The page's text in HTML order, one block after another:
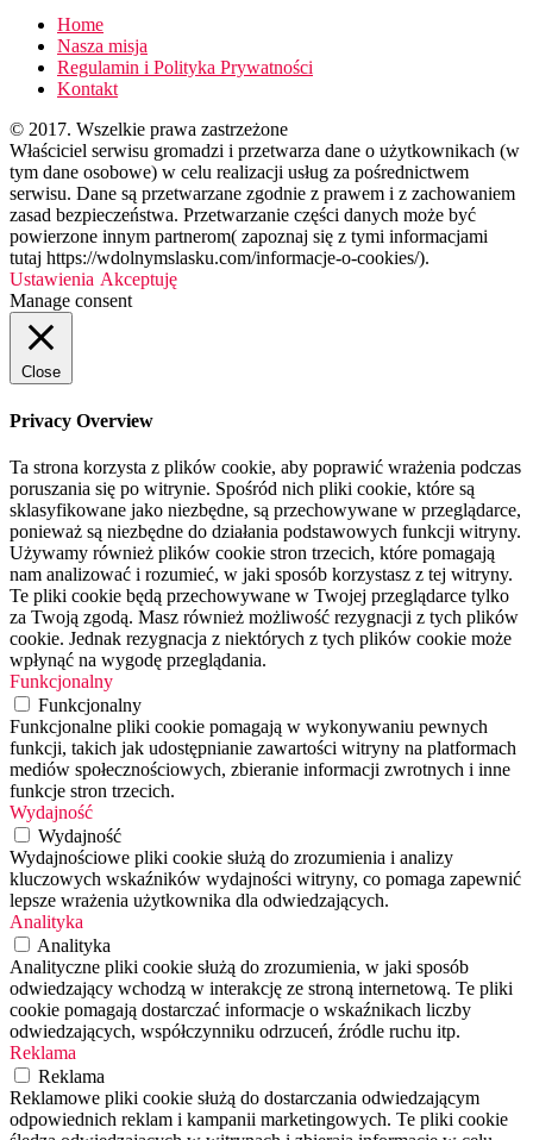
Home
Nasza misja
Regulamin i Polityka Prywatności
Kontakt
© 2017. Wszelkie prawa zastrzeżone
Właściciel serwisu gromadzi i przetwarza dane o użytkownikach (w
tym dane osobowe) w celu realizacji usług za pośrednictwem
serwisu. Dane są przetwarzane zgodnie z prawem i z zachowaniem
zasad bezpieczeństwa. Przetwarzanie części danych może być
powierzone innym partnerom( zapoznaj się z tymi informacjami
tutaj https://wdolnymslasku.com/informacje-o-cookies/).
Ustawienia Akceptuję
Manage consent
Close
Privacy Overview
Ta strona korzysta z plików cookie, aby poprawić wrażenia podczas
poruszania się po witrynie. Spośród nich pliki cookie, które są
sklasyfikowane jako niezbędne, są przechowywane w przeglądarce,
ponieważ są niezbędne do działania podstawowych funkcji witryny.
Używamy również plików cookie stron trzecich, które pomagają
nam analizować i rozumieć, w jaki sposób korzystasz z tej witryny.
Te pliki cookie będą przechowywane w Twojej przeglądarce tylko
za Twoją zgodą. Masz również możliwość rezygnacji z tych plików
cookie. Jednak rezygnacja z niektórych z tych plików cookie może
wpłynąć na wygodę przeglądania.
Funkcjonalny
Funkcjonalny
Funkcjonalne pliki cookie pomagają w wykonywaniu pewnych
funkcji, takich jak udostępnianie zawartości witryny na platformach
mediów społecznościowych, zbieranie informacji zwrotnych i inne
funkcje stron trzecich.
Wydajność
Wydajność
Wydajnościowe pliki cookie służą do zrozumienia i analizy
kluczowych wskaźników wydajności witryny, co pomaga zapewnić
lepsze wrażenia użytkownika dla odwiedzających.
Analityka
Analityka
Analityczne pliki cookie służą do zrozumienia, w jaki sposób
odwiedzający wchodzą w interakcję ze stroną internetową. Te pliki
cookie pomagają dostarczać informacje o wskaźnikach liczby
odwiedzających, współczynniku odrzuceń, źródle ruchu itp.
Reklama
Reklama
Reklamowe pliki cookie służą do dostarczania odwiedzającym
odpowiednich reklam i kampanii marketingowych. Te pliki cookie